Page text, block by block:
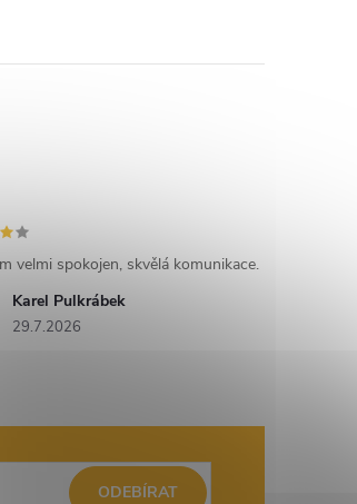
Karel Pulkrábek
29.7.2026
velmi spokojen, skvělá komunikace.
ODEBÍRAT